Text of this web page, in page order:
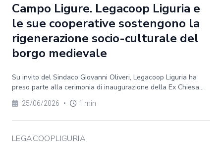
Campo Ligure. Legacoop Liguria e
le sue cooperative sostengono la
rigenerazione socio-culturale del
borgo medievale
Su invito del Sindaco Giovanni Oliveri, Legacoop Liguria ha
preso parte alla cerimonia di inaugurazione della Ex Chiesa...
25/06/2026 • 1 min
LEGACOOPLIGURIA